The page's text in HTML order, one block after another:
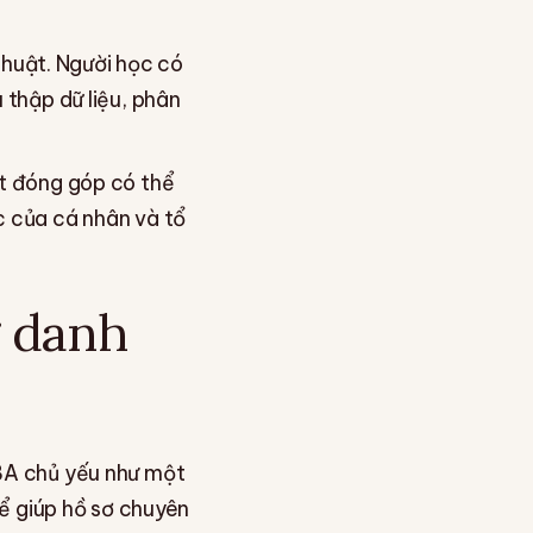
Người học có
dữ liệu, phân
đóng góp có thể
của cá nhân và tổ
chủ yếu như một
giúp hồ sơ chuyên